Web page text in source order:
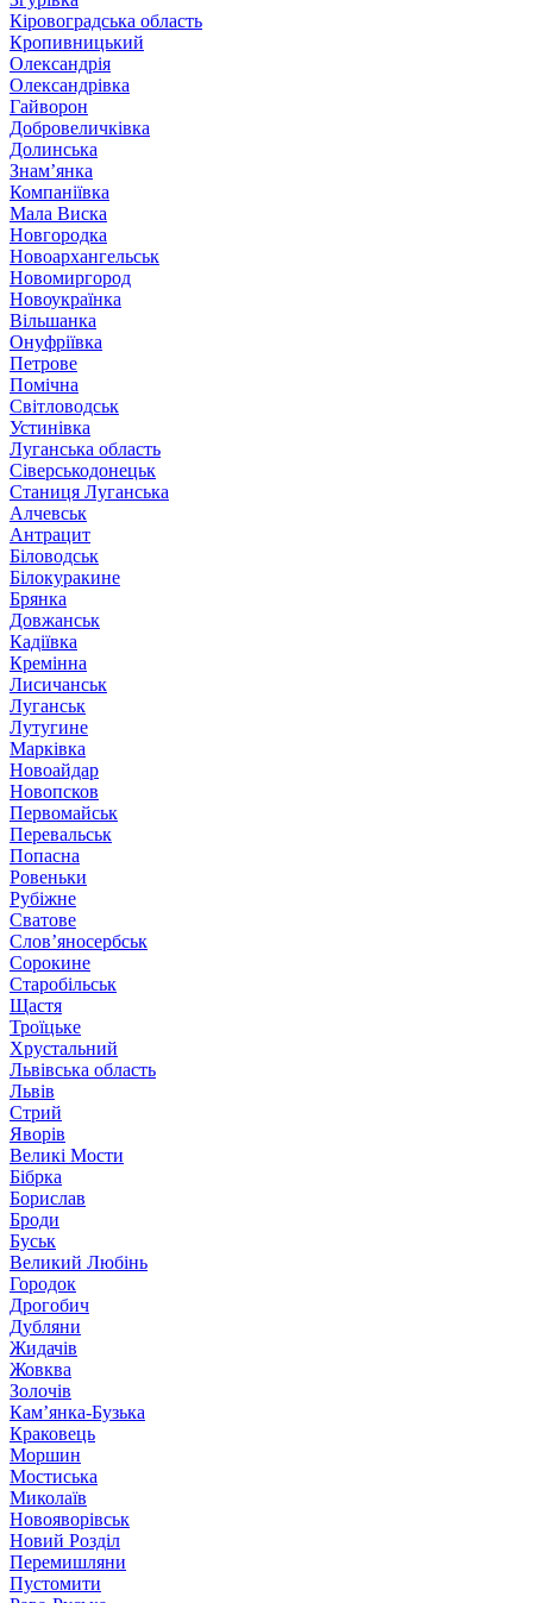
Кіровоградська область
Кропивницький
Олександрія
Олександрівка
Гайворон
Добровеличківка
Долинська
Знам’янка
Компаніївка
Мала Виска
Новгородка
Новоархангельськ
Новомиргород
Новоукраїнка
Вільшанка
Онуфріївка
Петрове
Помічна
Світловодськ
Устинівка
Луганська область
Сіверськодонецьк
Станиця Луганська
Алчевськ
Антрацит
Біловодськ
Білокуракине
Брянка
Довжанськ
Кадіївка
Кремінна
Лисичанськ
Луганськ
Лутугине
Марківка
Новоайдар
Новопсков
Первомайськ
Перевальськ
Попасна
Ровеньки
Рубіжне
Сватове
Слов’яносербськ
Сорокине
Старобільськ
Щастя
Троїцьке
Хрустальний
Львівська область
Львів
Стрий
Яворів
Великі Мости
Бібрка
Борислав
Броди
Буськ
Великий Любінь
Городок
Дрогобич
Дубляни
Жидачів
Жовква
Золочів
Кам’янка-Бузька
Краковець
Моршин
Мостиська
Миколаїв
Новояворівськ
Новий Розділ
Перемишляни
Пустомити